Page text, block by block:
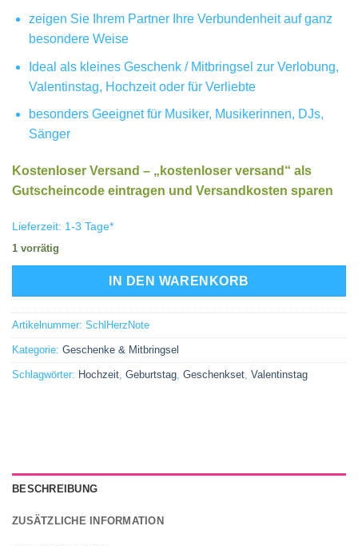
zeigen Sie Ihrem Partner Ihre Verbundenheit auf ganz
besondere Weise
Ideal als kleines Geschenk / Mitbringsel zur Verlobung,
Valentinstag, Hochzeit oder für Verliebte
besonders Geeignet für Musiker, Musikerinnen, DJs,
Sänger
Kostenloser Versand – „kostenloser versand“ als
Gutscheincode eintragen und Versandkosten sparen
Lieferzeit: 1-3 Tage*
1 vorrätig
IN DEN WARENKORB
Artikelnummer: SchlHerzNote
Kategorie: Geschenke & Mitbringsel
Schlagwörter: Hochzeit, Geburtstag, Geschenkset, Valentinstag
BESCHREIBUNG
ZUSÄTZLICHE INFORMATION